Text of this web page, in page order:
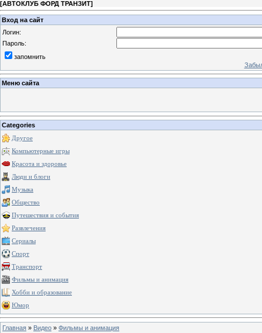
[АВТОКЛУБ ФОРД ТРАНЗИТ]
Вход на сайт
Логин:
Пароль:
запомнить
Меню сайта
Categories
Другое
Компьютерные игры
Красота и здоровье
Люди и блоги
Музыка
Общество
Путешествия и события
Развлечения
Сериалы
Спорт
Транспорт
Фильмы и анимация
Хобби и образование
Юмор
Главная » Видео » Фильмы и анимация